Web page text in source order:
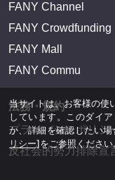
FANY Channel
FANY Crowdfunding
FANY Mall
FANY Commu
法務・規約
プライバシーポリシ
反社会的勢力排除宣
当サイトは、お客様の使
しています。このダイ
か、詳細を確認したい場
リシー]をご参照ください